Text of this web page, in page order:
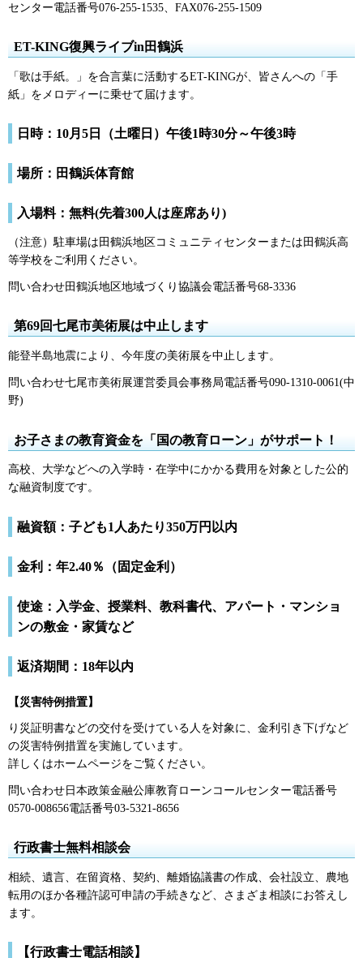
センター電話番号076-255-1535、FAX076-255-1509
ET-KING復興ライブin田鶴浜
「歌は手紙。」を合言葉に活動するET-KINGが、皆さんへの「手
紙」をメロディーに乗せて届けます。
日時：10月5日（土曜日）午後1時30分～午後3時
場所：田鶴浜体育館
入場料：無料(先着300人は座席あり)
（注意）駐車場は田鶴浜地区コミュニティセンターまたは田鶴浜高
等学校をご利用ください。
問い合わせ田鶴浜地区地域づくり協議会電話番号68-3336
第69回七尾市美術展は中止します
能登半島地震により、今年度の美術展を中止します。
問い合わせ七尾市美術展運営委員会事務局電話番号090-1310-0061(中
野)
お子さまの教育資金を「国の教育ローン」がサポート！
高校、大学などへの入学時・在学中にかかる費用を対象とした公的
な融資制度です。
融資額：子ども1人あたり350万円以内
金利：年2.40％（固定金利）
使途：入学金、授業料、教科書代、アパート・マンショ
ンの敷金・家賃など
返済期間：18年以内
【災害特例措置】
り災証明書などの交付を受けている人を対象に、金利引き下げなど
の災害特例措置を実施しています。
詳しくはホームページをご覧ください。
問い合わせ日本政策金融公庫教育ローンコールセンター電話番号
0570-008656電話番号03-5321-8656
行政書士無料相談会
相続、遺言、在留資格、契約、離婚協議書の作成、会社設立、農地
転用のほか各種許認可申請の手続きなど、さまざま相談にお答えし
ます。
【行政書士電話相談】